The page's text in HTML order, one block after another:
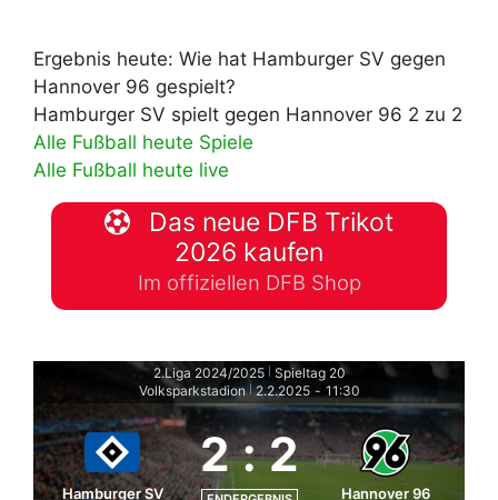
Ergebnis heute: Wie hat Hamburger SV gegen
Hannover 96 gespielt?
Hamburger SV spielt gegen Hannover 96 2 zu 2
Alle Fußball heute Spiele
Alle Fußball heute live
Das neue DFB Trikot
2026 kaufen
Im offiziellen DFB Shop
2.Liga 2024/2025
Spieltag 20
Volksparkstadion 2.2.2025 - 11:30
Hamburger SV
2 : 2
Hannover 96